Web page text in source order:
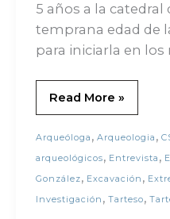
5 años a la catedral
temprana edad de
para iniciarla en
Read More »
Arqueóloga , Arqueologia ,
arqueológicos, Entrevista ,
González, Excavación ,
Investigación , Tarteso,